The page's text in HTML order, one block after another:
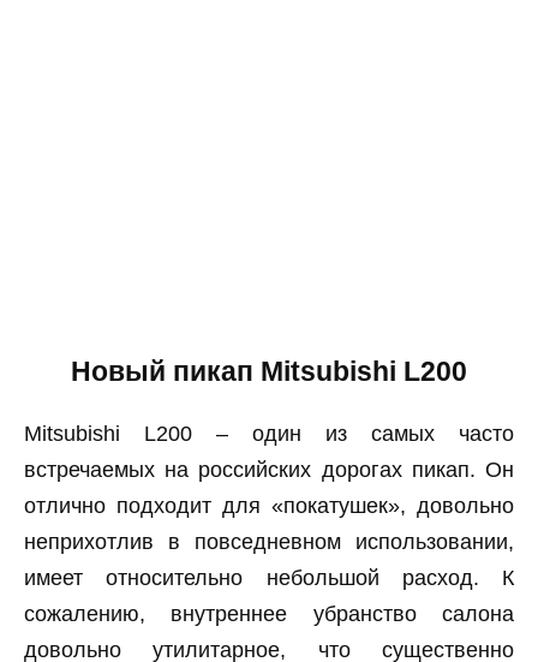
Новый пикап Mitsubishi L200
Mitsubishi L200 – один из самых часто
встречаемых на российских дорогах пикап. Он
отлично подходит для «покатушек», довольно
неприхотлив в повседневном использовании,
имеет относительно небольшой расход. К
сожалению, внутреннее убранство салона
довольно утилитарное, что существенно